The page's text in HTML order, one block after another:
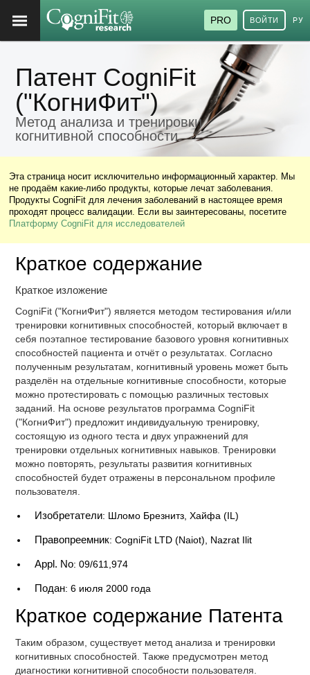
PRO ВОЙТИ
Патент CogniFit
("КогниФит")
Метод анализа и тренировки
когнитивной способности
Эта страница носит исключительно информационный характер. Мы
не продаём какие-либо продукты, которые лечат заболевания.
Продукты CogniFit для лечения заболеваний в настоящее время
проходят процесс валидации. Если вы заинтересованы, посетите
Платформу CogniFit для исследователей
Краткое содержание
Краткое изложение
CogniFit ("КогниФит") является методом тестирования и/или
тренировки когнитивных способностей, который включает в
себя поэтапное тестирование базового уровня когнитивных
способностей пациента и отчёт о результатах. Согласно
полученным результатам, когнитивный уровень может быть
разделён на отдельные когнитивные способности, которые
можно протестировать с помощью различных тестовых
заданий. На основе результатов программа CogniFit
("КогниФит") предложит индивидуальную тренировку,
состоящую из одного теста и двух упражнений для
тренировки отдельных когнитивных навыков. Тренировки
можно повторять, результаты развития когнитивных
способностей будет отражены в персональном профиле
пользователя.
Изобретатели: Шломо Брезнитз, Хайфа (IL)
Правопреемник: CogniFit LTD (Naiot), Nazrat Ilit
Appl. No: 09/611,974
Подан: 6 июля 2000 года
Краткое содержание Патента
Таким образом, существует метод анализа и тренировки
когнитивных способностей. Также предусмотрен метод
диагностики когнитивной способности пользователя.